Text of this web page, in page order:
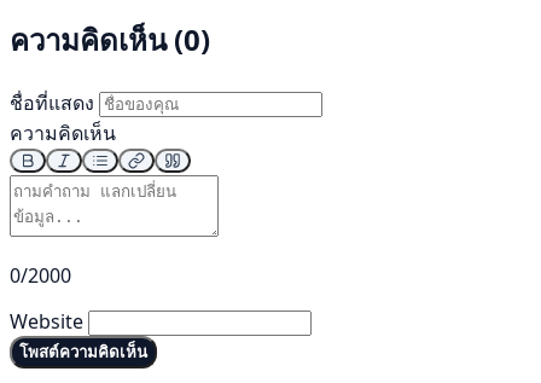
ความคิดเห็น (0)
ชื่อที่แสดง
ความคิดเห็น
0/2000
Website
โพสต์ความคิดเห็น